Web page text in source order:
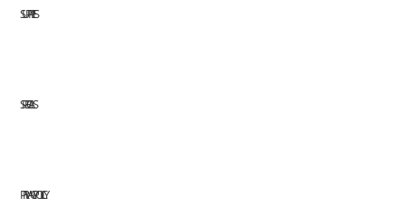
SUPPLIES
SPECIALS
PRIVACY POLICY